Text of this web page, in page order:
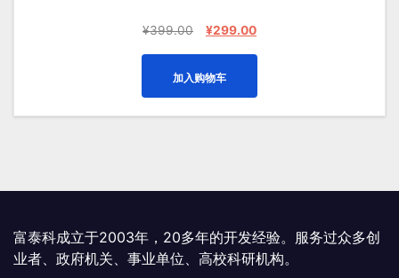
¥399.00
原
¥399.00。
¥299.00当
为：
¥299.00。
加入购物车
富泰科成立于2003年，20多年的开发经验。服务过众多创
业者、政府机关、事业单位、高校科研机构。